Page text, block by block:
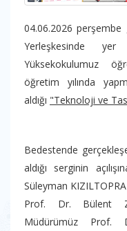
04.06.2026 perşembe
Yerleşkesinde
Yüksekokulumuz
öğretim yılında
aldığı "Teknoloji ve
Bedestende
aldığı serginin
Süleyman
Prof. Dr. Bülent
Müdürümüz Prof.